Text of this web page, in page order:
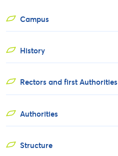
Campus
History
Rectors and first Authorities
Authorities
Structure